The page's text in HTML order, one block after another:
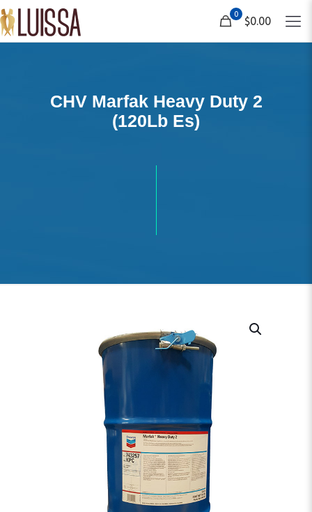
0
$0.00
CHV Marfak Heavy Duty 2
(120Lb Es)